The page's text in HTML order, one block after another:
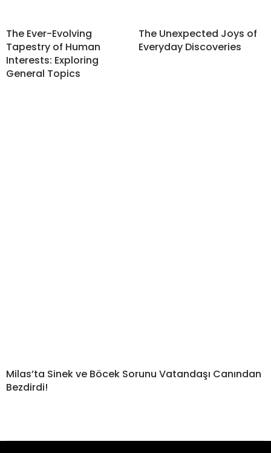
The Ever-Evolving
Tapestry of Human
Interests: Exploring
General Topics
The Unexpected Joys of
Everyday Discoveries
Milas’ta Sinek ve Böcek Sorunu Vatandaşı Canından
Bezdirdi!